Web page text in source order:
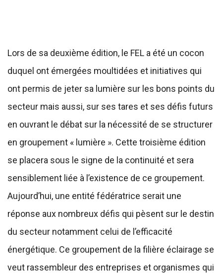
Lors de sa deuxième édition, le FEL a été un cocon
duquel ont émergées moultidées et initiatives qui
ont permis de jeter sa lumière sur les bons points du
secteur mais aussi, sur ses tares et ses défis futurs
en ouvrant le débat sur la nécessité de se structurer
en groupement « lumière ». Cette troisième édition
se placera sous le signe de la continuité et sera
sensiblement liée à l’existence de ce groupement.
Aujourd’hui, une entité fédératrice serait une
réponse aux nombreux défis qui pèsent sur le destin
du secteur notamment celui de l’efficacité
énergétique. Ce groupement de la filière éclairage se
veut rassembleur des entreprises et organismes qui